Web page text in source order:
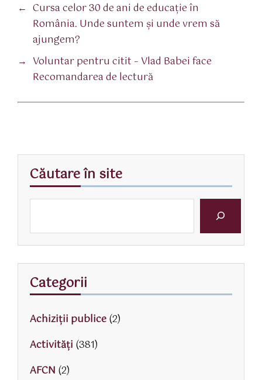
← Cursa celor 30 de ani de educație în
România. Unde suntem și unde vrem să
ajungem?
→ Voluntar pentru citit – Vlad Babei face
Recomandarea de lectură
Căutare în site
Categorii
Achiziții publice(2)
Activităţi (381)
AFCN (2)